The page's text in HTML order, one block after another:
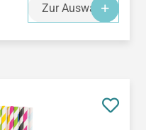
Zur Auswahl